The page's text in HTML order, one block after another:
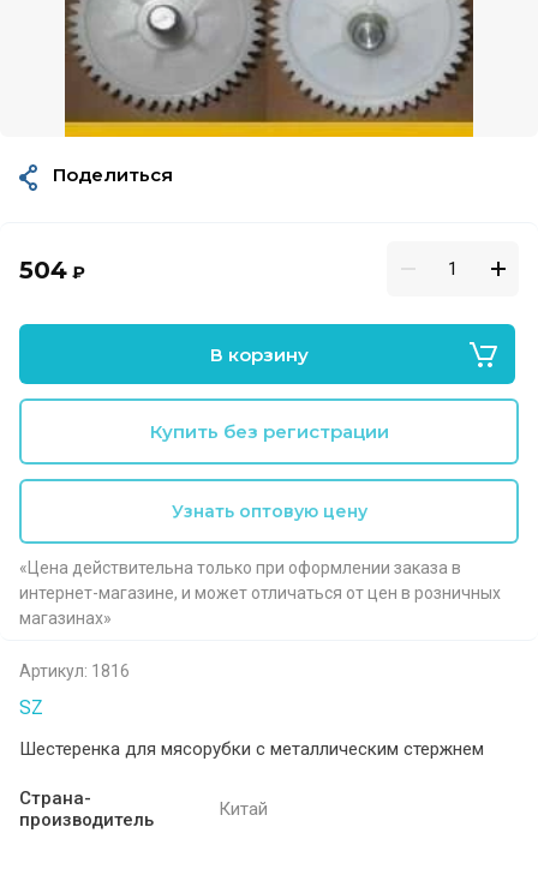
504 ₽
В корзину
Купить без регистрации
Узнать оптовую цену
«Цена действительна только при оформлении заказа в
интернет-магазине, и может отличаться от цен в розничных
магазинах»
Артикул: 1816
SZ
Шестеренка для мясорубки с металлическим стержнем
Страна-
производитель
Китай
Поделиться